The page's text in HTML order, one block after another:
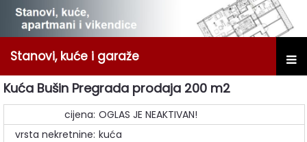
Stanovi, kuće i garaže
Kuća Bušin Pregrada prodaja 200 m2
cijena: OGLAS JE NEAKTIVAN!
vrsta nekretnine: kuća